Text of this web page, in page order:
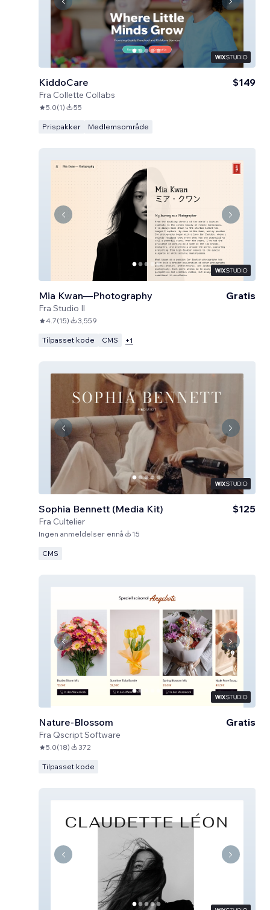
KiddoCare
Fra Collette Collabs
$149
5.0(1) 55
Prispakker Medlemsområde
Mia Kwan—Photography
Fra Studio Il
Gratis
4.7(15) 3,559
Tilpasset kode CMS +1
Sophia Bennett (Media Kit)
Fra Cultelier
$125
Ingen anmeldelser ennå 15
CMS
Nature-Blossom
Fra Qscript Software
Gratis
5.0(18) 372
Tilpasset kode